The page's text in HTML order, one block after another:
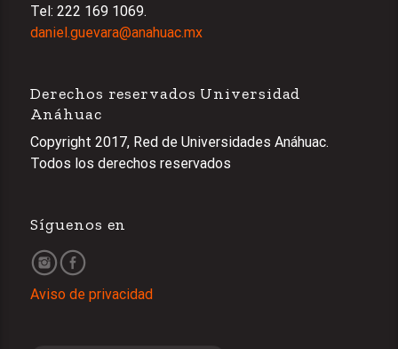
Tel: 222 169 1069.
daniel.guevara@anahuac.mx
Derechos reservados Universidad
Anáhuac
Copyright 2017, Red de Universidades Anáhuac.
Todos los derechos reservados
Síguenos en
Aviso de privacidad